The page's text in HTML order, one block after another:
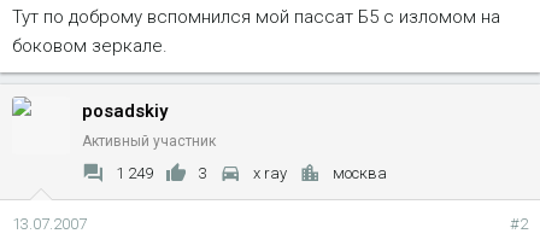
Тут по доброму вспомнился мой пассат Б5 с изломом на
боковом зеркале.
posadskiy
Активный участник
1 249 3 x ray москва
13.07.2007 #2